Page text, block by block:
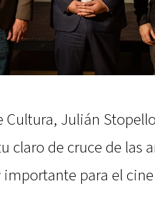
Cultura, Julián
claro de cruce de las
para el